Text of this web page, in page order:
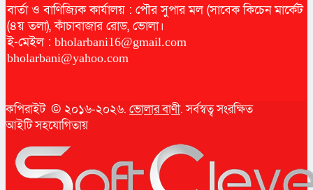
বার্তা ও বাণিজ্যিক কার্যালয় : পৌর সুপার মল (সাবেক কিচেন মার্কেট
(৪য় তলা), কাঁচাবাজার রোড, ভোলা।
ই-মেইল : bholarbani16@gmail.com
bholarbani@yahoo.com
কপিরাইট © ২০১৬-২০২৬. ভোলার বাণী. সর্বস্বত্ব সংরক্ষিত
আইটি সহযোগিতায়